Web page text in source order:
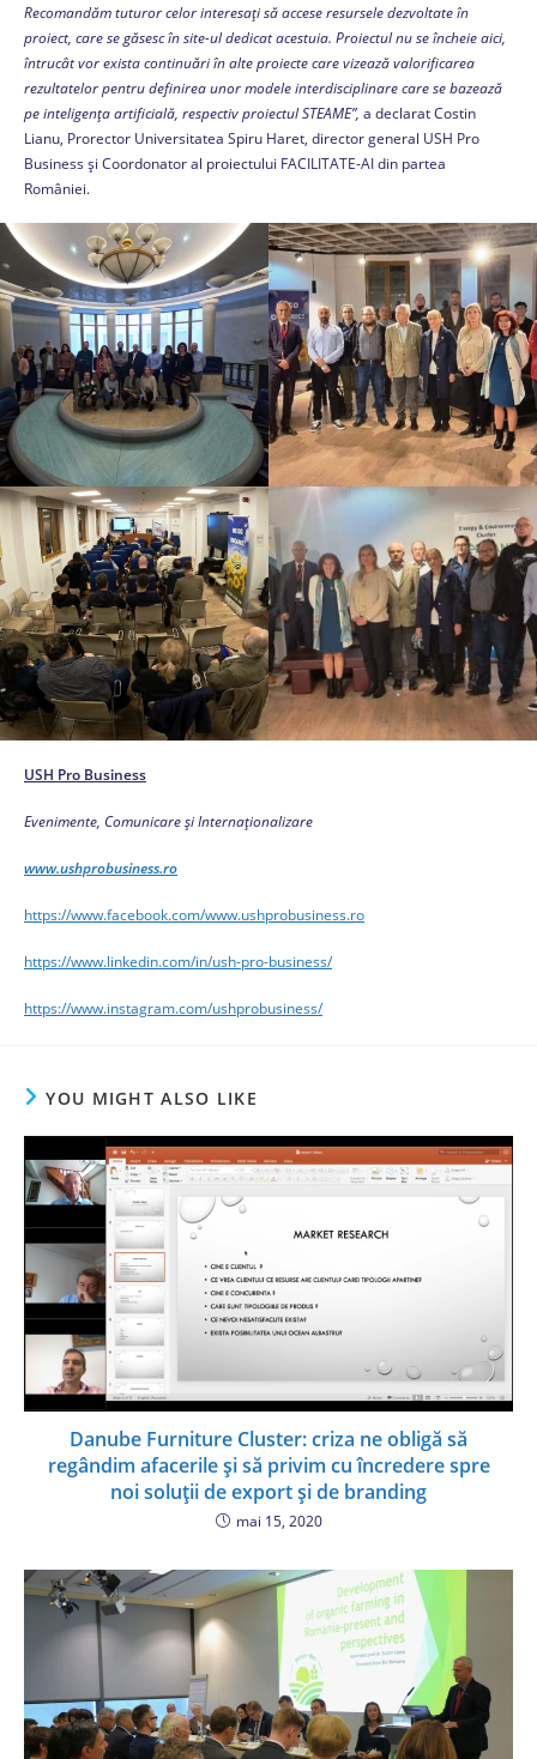
Recomandăm tuturor celor interesați să accese resursele dezvoltate în
proiect, care se găsesc în site-ul dedicat acestuia. Proiectul nu se încheie aici,
întrucât vor exista continuări în alte proiecte care vizează valorificarea
rezultatelor pentru definirea unor modele interdisciplinare care se bazează
pe inteligența artificială, respectiv proiectul STEAME”, a declarat Costin
Lianu, Prorector Universitatea Spiru Haret, director general USH Pro
Business și Coordonator al proiectului FACILITATE-AI din partea
României.
USH Pro Business
Evenimente, Comunicare și Internaționalizare
www.ushprobusiness.ro
https://www.facebook.com/www.ushprobusiness.ro
https://www.linkedin.com/in/ush-pro-business/
https://www.instagram.com/ushprobusiness/
YOU MIGHT ALSO LIKE
Danube Furniture Cluster: criza ne obligă să
regândim afacerile și să privim cu încredere spre
noi soluții de export și de branding
mai 15, 2020